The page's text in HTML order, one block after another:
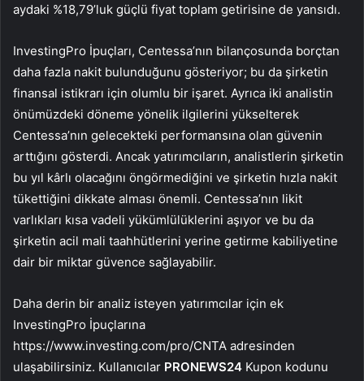
aydaki %18,79’luk güçlü fiyat toplam getirisine de yansıdı.
InvestingPro İpuçları, Centessa’nın bilançosunda borçtan
daha fazla nakit bulunduğunu gösteriyor; bu da şirketin
finansal istikrarı için olumlu bir işaret. Ayrıca iki analistin
önümüzdeki döneme yönelik ilgilerini yükselterek
Centessa’nın gelecekteki performansına olan güvenin
arttığını gösterdi. Ancak yatırımcıların, analistlerin şirketin
bu yıl kârlı olacağını öngörmediğini ve şirketin hızla nakit
tükettiğini dikkate alması önemli. Centessa’nın likit
varlıkları kısa vadeli yükümlülüklerini aşıyor ve bu da
şirketin acil mali taahhütlerini yerine getirme kabiliyetine
dair bir miktar güvence sağlayabilir.
Daha derin bir analiz isteyen yatırımcılar için ek
InvestingPro İpuçlarına
https://www.investing.com/pro/CNTA adresinden
ulaşabilirsiniz. Kullanıcılar PRONEWS24 Kupon kodunu